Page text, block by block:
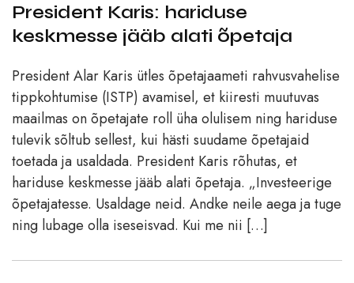
President Karis: hariduse
keskmesse jääb alati õpetaja
President Alar Karis ütles õpetajaameti rahvusvahelise
tippkohtumise (ISTP) avamisel, et kiiresti muutuvas
maailmas on õpetajate roll üha olulisem ning hariduse
tulevik sõltub sellest, kui hästi suudame õpetajaid
toetada ja usaldada. President Karis rõhutas, et
hariduse keskmesse jääb alati õpetaja. „Investeerige
õpetajatesse. Usaldage neid. Andke neile aega ja tuge
ning lubage olla iseseisvad. Kui me nii […]